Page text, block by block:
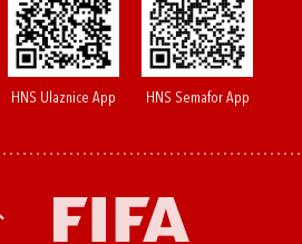
HNS Ulaznice App HNS Semafor App